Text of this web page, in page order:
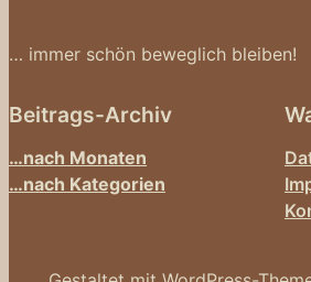
… immer schön beweglich bleiben!
Beitrags-Archiv
…nach Monaten
…nach Kategorien